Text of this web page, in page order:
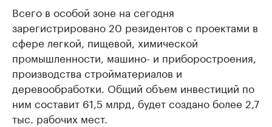
Всего в особой зоне на сегодня
зарегистрировано 20 резидентов с проектами в
сфере легкой, пищевой, химической
промышленности, машино- и приборостроения,
производства стройматериалов и
деревообработки. Общий объем инвестиций по
ним составит 61,5 млрд, будет создано более 2,7
тыс. рабочих мест.